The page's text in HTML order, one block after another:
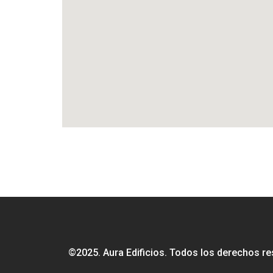
©2025. Aura Edificios. Todos los derechos